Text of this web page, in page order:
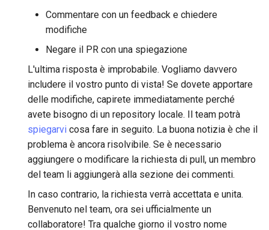
Commentare con un feedback e chiedere
modifiche
Negare il PR con una spiegazione
L'ultima risposta è improbabile. Vogliamo davvero
includere il vostro punto di vista! Se dovete apportare
delle modifiche, capirete immediatamente perché
avete bisogno di un repository locale. Il team potrà
spiegarvi cosa fare in seguito. La buona notizia è che il
problema è ancora risolvibile. Se è necessario
aggiungere o modificare la richiesta di pull, un membro
del team li aggiungerà alla sezione dei commenti.
In caso contrario, la richiesta verrà accettata e unita.
Benvenuto nel team, ora sei ufficialmente un
collaboratore! Tra qualche giorno il vostro nome